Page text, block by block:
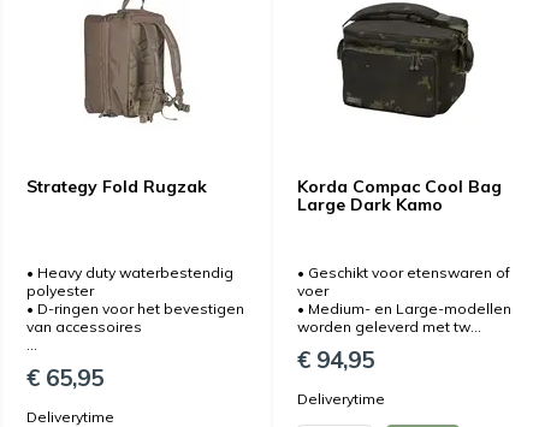
Strategy Fold Rugzak
• Heavy duty waterbestendig
polyester
• D-ringen voor het bevestigen
van accessoires
...
€ 65,95
Deliverytime
Korda Compac Cool Bag
Large Dark Kamo
• Geschikt voor etenswaren of
voer
• Medium- en Large-modellen
worden geleverd met tw...
€ 94,95
Deliverytime